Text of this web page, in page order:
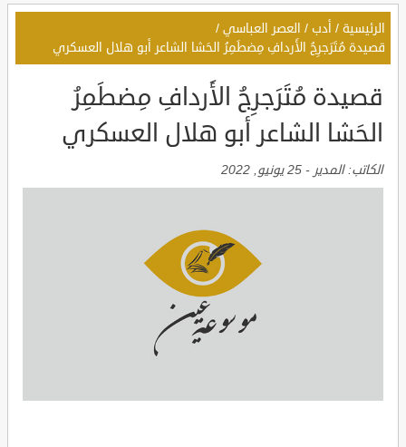
الرئيسية / أدب / العصر العباسي /
قصيدة مُتَرَجرِجُ الأَردافِ مِضطَمِرُ الحَشا الشاعر أبو هلال العسكري
قصيدة مُتَرَجرِجُ الأَردافِ مِضطَمِرُ
الحَشا الشاعر أبو هلال العسكري
الكاتب:المدير - 25 يونيو, 2022